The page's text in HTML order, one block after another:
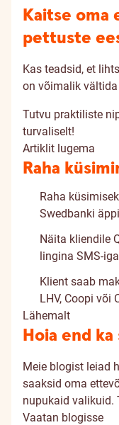
Kaitse oma
pettuste
Kas teadsid, et
on võimalik
Tutvu praktiliste
turvaliselt!
Artiklit lugema
Raha
Raha
Swedbanki
Näita kliendile
lingina SMS-
Klient saab
LHV, Coopi või
Lähemalt
Hoia end
Meie blogist leiad
saaksid oma
nupukaid valikuid.
Vaatan blogisse